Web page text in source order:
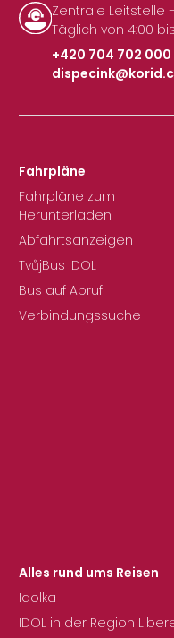
Zentrale Leitstelle
Täglich von 4:00
+420 704 702 000
|
Fahrpläne
Fahrpläne zum
Herunterladen
Abfahrtsanzeigen
TvůjBus IDOL
Bus auf Abruf
Verbindungssuche
Alles rund ums Reisen
Idolka
IDOL in der Region